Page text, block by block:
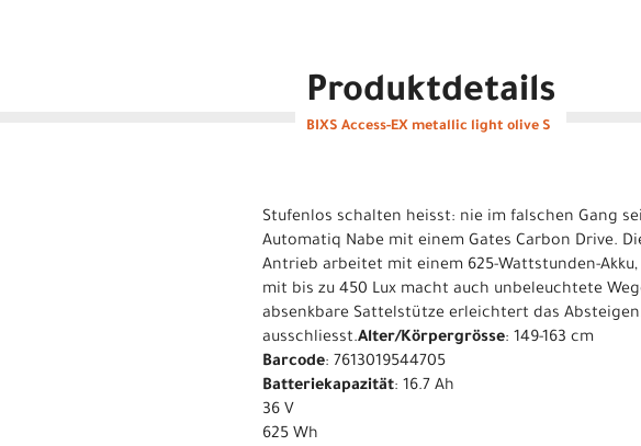
Produktdetails
BIXS Access-EX metallic light olive S
Stufenlos schalten heisst: nie im falschen Gang
Automatiq Nabe mit einem Gates Carbon Drive.
Antrieb arbeitet mit einem 625-Wattstunden-
mit bis zu 450 Lux macht auch unbeleuchtete
absenkbare Sattelstütze erleichtert das
ausschliesst.Alter/Körpergrösse: 149-163 cm
Barcode: 7613019544705
Batteriekapazität: 16.7 Ah
36 V
625 Wh